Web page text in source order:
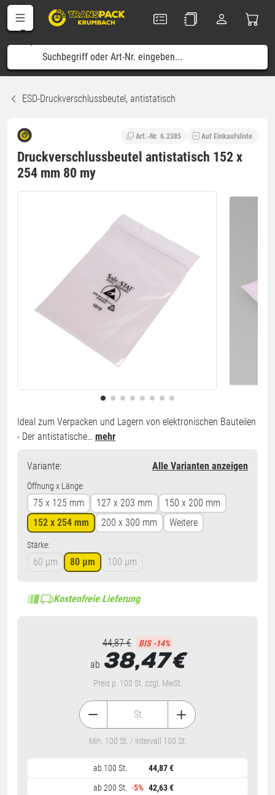
ESD-Druckverschlussbeutel, antistatisch
Art.-Nr. 6.2385 Auf Einkaufsliste
Druckverschlussbeutel antistatisch 152 x
254 mm 80 my
Ideal zum Verpacken und Lagern von elektronischen Bauteilen
- Der antistatische… mehr
Variante: Alle Varianten anzeigen
Öffnung x Länge:
75 x 125 mm 127 x 203 mm
150 x 200 mm
152 x 254 mm
200 x 300 mm Weitere
Stärke:
60 µm 80 µm 100 µm
Kostenfreie Lieferung
44,87 € BIS -14%
ab 38,47€
Preis p. 100 St. zzgl. MwSt.
ab 100 St.
44,87 €
ab 200 St.
-5% 42,63 €
St.
Min. 100 St. / Intervall 100 St.